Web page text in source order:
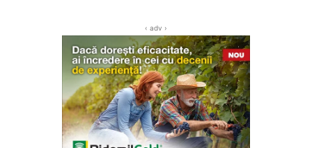
‹ adv ›